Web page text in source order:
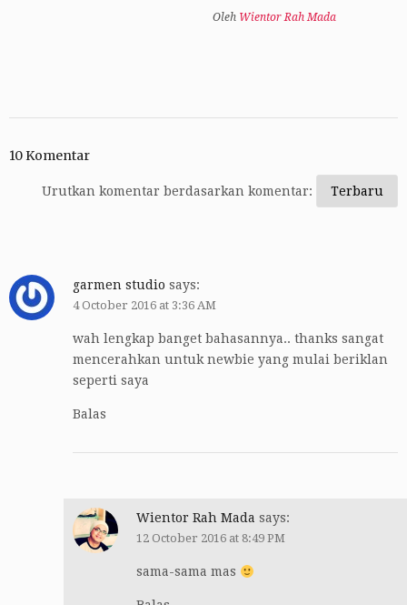
Oleh Wientor Rah Mada
10 Komentar
Urutkan komentar berdasarkan komentar:
garmen studio says:
4 October 2016 at 3:36 AM
wah lengkap banget bahasannya.. thanks sangat
mencerahkan untuk newbie yang mulai beriklan
seperti saya
Balas
Wientor Rah Mada says:
12 October 2016 at 8:49 PM
sama-sama mas